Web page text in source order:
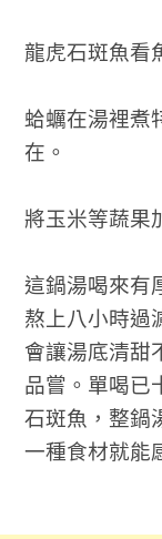
龍虎石斑魚看
蛤蠣在湯裡煮
在。
將玉米等蔬果
這鍋湯喝來有
熬上八小時過
會讓湯底清甜
品嘗。單喝已
石斑魚，整鍋
一種食材就能